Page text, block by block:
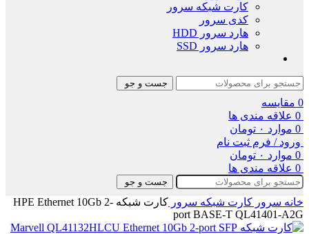
کارت شبکه سرور
کدی سرور
هارد سرور HDD
هارد سرور SSD
جست و جو
0 مقایسه
0 علاقه مندی ها
0 موارد ۰ تومان
ورود / فرم ثبت نام
0 موارد ۰ تومان
0 علاقه مندی ها
جست و جو
خانه سرور کارت شبکه سرور
کارت شبکه HPE Ethernet 10Gb 2-
port BASE-T QL41401-A2G